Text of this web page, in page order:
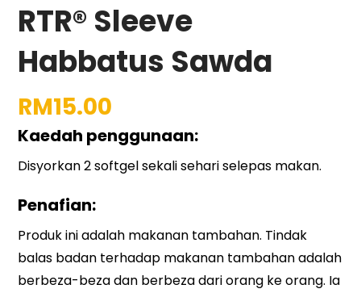
RTR® Sleeve
Habbatus Sawda
RM15.00
Kaedah penggunaan:
Disyorkan 2 softgel sekali sehari selepas makan.
Penafian:
Produk ini adalah makanan tambahan. Tindak
balas badan terhadap makanan tambahan adalah
berbeza-beza dan berbeza dari orang ke orang. Ia